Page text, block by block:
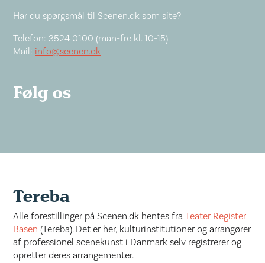
Har du spørgsmål til Scenen.dk som site?
Telefon: 3524 0100 (man-fre kl. 10-15)
Mail: info@scenen.dk
Følg os
Tereba
Alle forestillinger på Scenen.dk hentes fraTeater Register
Basen (Tereba). Det er her, kulturinstitutioner og arrangører
af professionel scenekunst i Danmark selv registrerer og
opretter deres arrangementer.